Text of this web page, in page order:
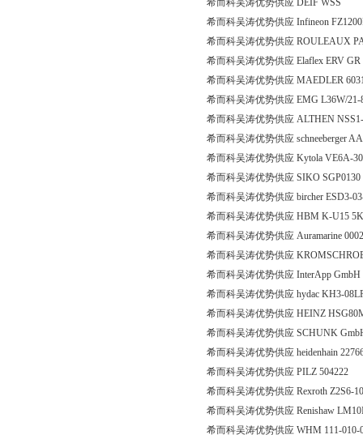
希而科吴涛优势供应 DEIF WSS
希而科吴涛优势供应 Infineon
希而科吴涛优势供应 ROULEAUX
希而科吴涛优势供应 Elaflex ERV
希而科吴涛优势供应 MAEDLER
希而科吴涛优势供应 EMG L36W/
希而科吴涛优势供应 ALTHEN
希而科吴涛优势供应 schneeberger
希而科吴涛优势供应 Kytola VE6A-
希而科吴涛优势供应 SIKO SGP0130
希而科吴涛优势供应 bircher ESD3-
希而科吴涛优势供应 HBM K-U15
希而科吴涛优势供应 Auramarine
希而科吴涛优势供应
希而科吴涛优势供应 InterApp
希而科吴涛优势供应 hydac KH3-
希而科吴涛优势供应 HEINZ
希而科吴涛优势供应 SCHUNK
希而科吴涛优势供应 heidenhain
希而科吴涛优势供应 PILZ 504222
希而科吴涛优势供应 Rexroth Z2S6-
希而科吴涛优势供应 Renishaw
希而科吴涛优势供应 WHM 111-010-